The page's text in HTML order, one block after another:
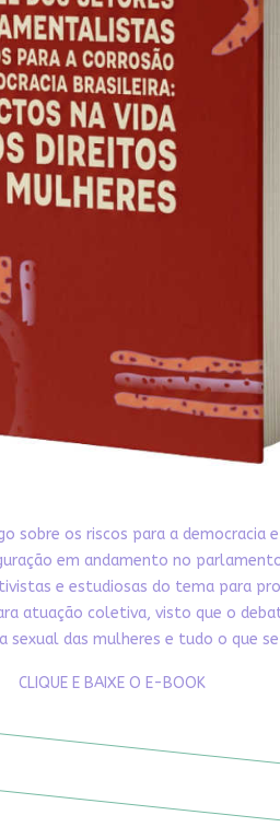
sobre os riscos para a democracia
em andamento no
e estudiosas do tema para
atuação coletiva, visto que o
das mulheres e tudo o que
CLIQUE E BAIXE O E-BOOK